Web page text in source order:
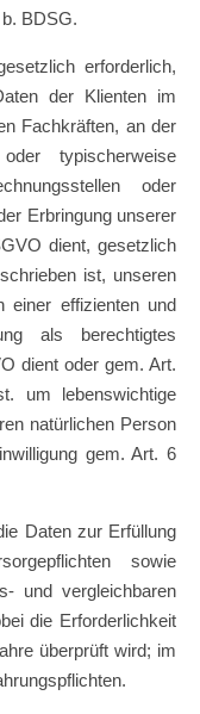
BDSG.
erforderlich,
der Klienten im
Fachkräften, an der
oder typischerweise
oder
Erbringung unserer
dient, gesetzlich
ist, unseren
einer effizienten und
als berechtigtes
dient oder gem. Art.
um lebenswichtige
natürlichen Person
gem. Art. 6
Daten zur Erfüllung
sowie
und vergleichbaren
die Erforderlichkeit
überprüft wird; im